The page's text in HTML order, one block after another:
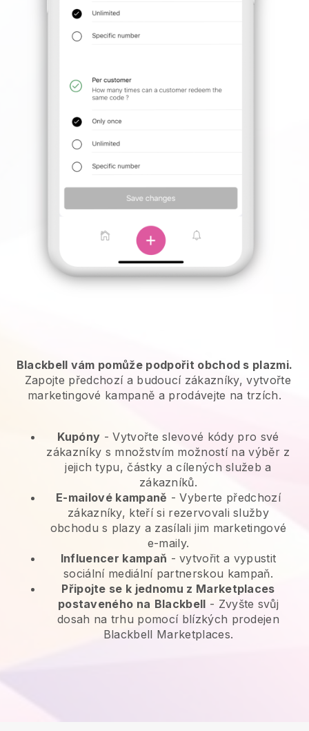
Blackbell vám pomůže podpořit obchod s plazmi.
Zapojte předchozí a budoucí zákazníky, vytvořte
marketingové kampaně a prodávejte na trzích.
Kupóny - Vytvořte slevové kódy pro své
zákazníky s množstvím možností na výběr z
jejich typu, částky a cílených služeb a
zákazníků.
E-mailové kampaně -Vyberte předchozí
zákazníky, kteří si rezervovali služby
obchodu s plazy a zasílali jim marketingové
e-maily.
Influencer kampaň - vytvořit a vypustit
sociální mediální partnerskou kampaň.
Připojte se k jednomu z Marketplaces
postaveného na Blackbell - Zvyšte svůj
dosah na trhu pomocí blízkých prodejen
Blackbell Marketplaces.